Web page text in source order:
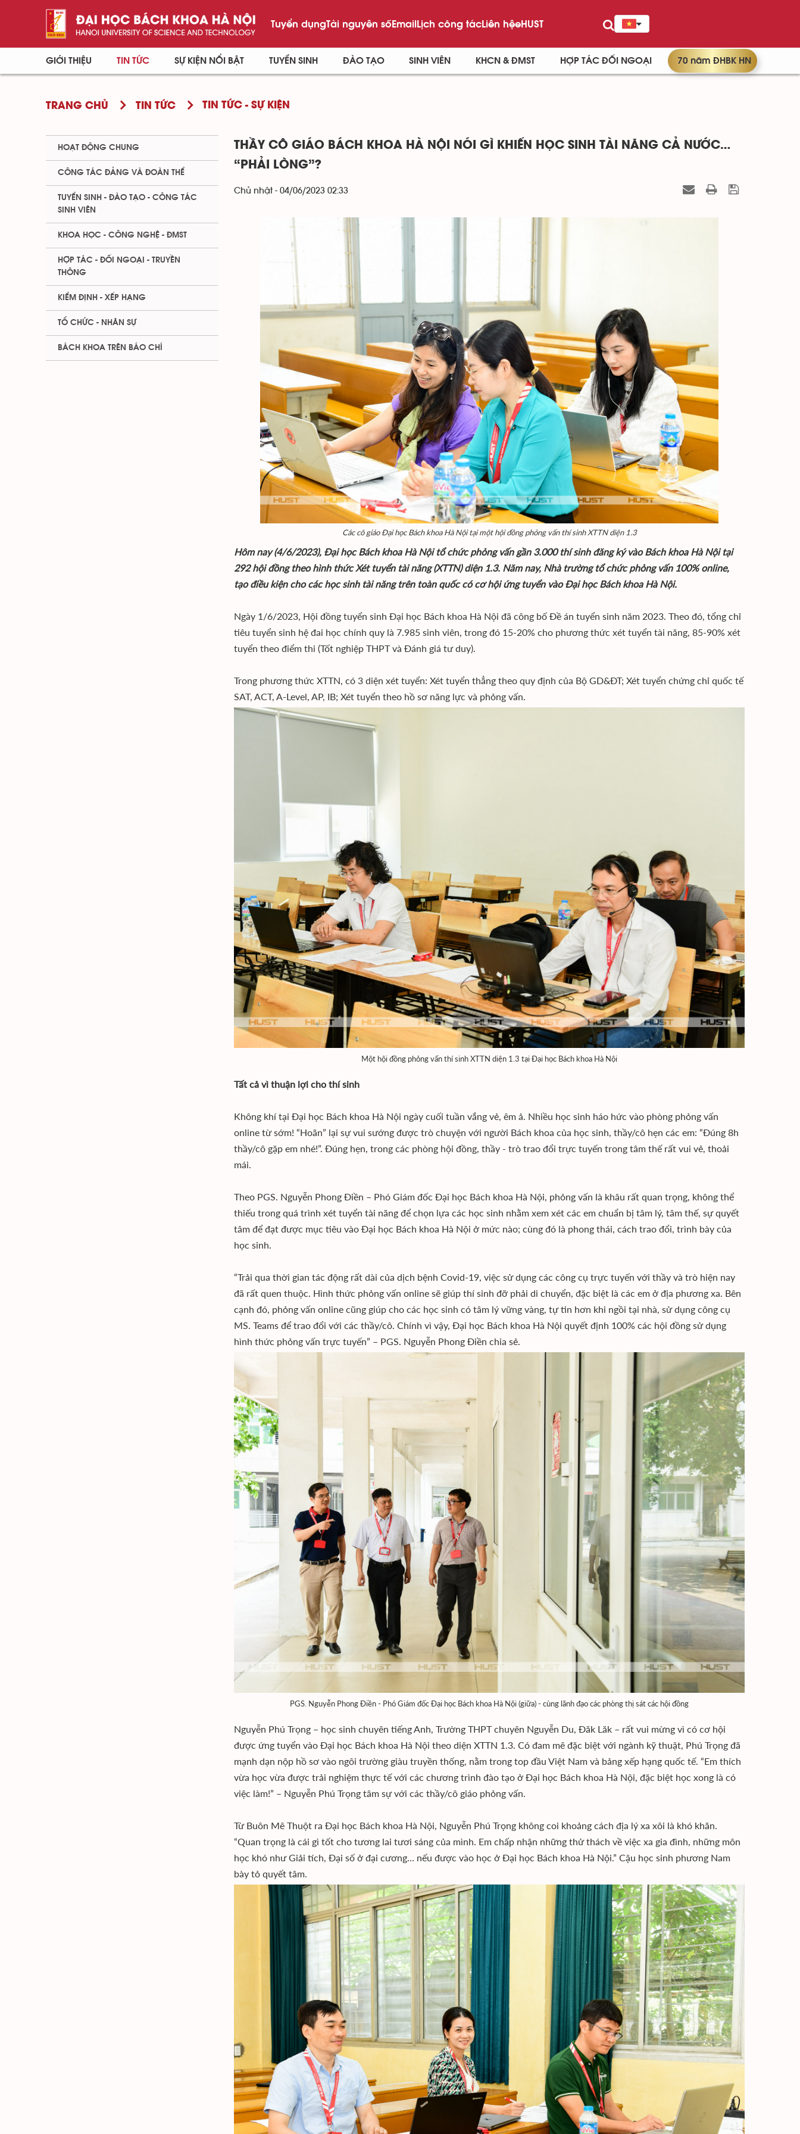
Tuyển dụngTài nguyên sốEmailLịch công tácLiên hệeHUST
GIỚI THIỆU TIN TỨC SỰ KIỆN NỔI BẬT TUYỂN SINH ĐÀO TẠO SINH VIÊN KHCN & ĐMST HỢP TÁC ĐỐI NGOẠI 70 năm ĐHBK HN
TRANG CHỦ TIN TỨC TIN TỨC - SỰ KIỆN
THẦY CÔ GIÁO BÁCH KHOA HÀ NỘI NÓI GÌ KHIẾN HỌC SINH TÀI NĂNG CẢ NƯỚC…
“PHẢI LÒNG”?
Chủ nhật - 04/06/2023 02:33
Các cô giáo Đại học Bách khoa Hà Nội tại một hội đồng phỏng vấn thí sinh XTTN diện 1.3
Hôm nay (4/6/2023), Đại học Bách khoa Hà Nội tổ chức phỏng vấn gần 3.000 thí sinh đăng ký vào Bách khoa Hà Nội tại
292 hội đồng theo hình thức Xét tuyển tài năng (XTTN) diện 1.3. Năm nay, Nhà trường tổ chức phỏng vấn 100% online,
tạo điều kiện cho các học sinh tài năng trên toàn quốc có cơ hội ứng tuyển vào Đại học Bách khoa Hà Nội.
Ngày 1/6/2023, Hội đồng tuyển sinh Đại học Bách khoa Hà Nội đã công bố Đề án tuyển sinh năm 2023. Theo đó, tổng chỉ
tiêu tuyển sinh hệ đai học chính quy là 7.985 sinh viên, trong đó 15-20% cho phương thức xét tuyển tài năng, 85-90% xét
tuyển theo điểm thi (Tốt nghiệp THPT và Đánh giá tư duy).
Trong phương thức XTTN, có 3 diện xét tuyển: Xét tuyển thẳng theo quy định của Bộ GD&ĐT; Xét tuyển chứng chỉ quốc tế
SAT, ACT, A-Level, AP, IB; Xét tuyển theo hồ sơ năng lực và phỏng vấn.
Một hội đồng phỏng vấn thí sinh XTTN diện 1.3 tại Đại học Bách khoa Hà Nội
Tất cả vì thuận lợi cho thí sinh
Không khí tại Đại học Bách khoa Hà Nội ngày cuối tuần vắng vẻ, êm ả. Nhiều học sinh háo hức vào phòng phỏng vấn
online từ sớm! “Hoãn” lại sự vui sướng được trò chuyện với người Bách khoa của học sinh, thầy/cô hẹn các em: “Đúng 8h
thầy/cô gặp em nhé!”. Đúng hẹn, trong các phòng hội đồng, thầy - trò trao đổi trực tuyến trong tâm thế rất vui vẻ, thoải
mái.
Theo PGS. Nguyễn Phong Điền – Phó Giám đốc Đại học Bách khoa Hà Nội, phỏng vấn là khâu rất quan trọng, không thể
thiếu trong quá trình xét tuyển tài năng để chọn lựa các học sinh nhằm xem xét các em chuẩn bị tâm lý, tâm thế, sự quyết
tâm để đạt được mục tiêu vào Đại học Bách khoa Hà Nội ở mức nào; cùng đó là phong thái, cách trao đổi, trình bày của
học sinh.
“Trải qua thời gian tác động rất dài của dịch bệnh Covid-19, việc sử dụng các công cụ trực tuyến với thầy và trò hiện nay
đã rất quen thuộc. Hình thức phỏng vấn online sẽ giúp thí sinh đỡ phải di chuyển, đặc biệt là các em ở địa phương xa. Bên
cạnh đó, phỏng vấn online cũng giúp cho các học sinh có tâm lý vững vàng, tự tin hơn khi ngồi tại nhà, sử dụng công cụ
MS. Teams để trao đổi với các thầy/cô. Chính vì vậy, Đại học Bách khoa Hà Nội quyết định 100% các hội đồng sử dụng
hình thức phỏng vấn trực tuyến” – PGS. Nguyễn Phong Điền chia sẻ.
PGS. Nguyễn Phong Điền - Phó Giám đốc Đại học Bách khoa Hà Nội (giữa) - cùng lãnh đạo các phòng thị sát các hội đồng
Nguyễn Phú Trọng – học sinh chuyên tiếng Anh, Trường THPT chuyên Nguyễn Du, Đăk Lăk – rất vui mừng vì có cơ hội
được ứng tuyển vào Đại học Bách khoa Hà Nội theo diện XTTN 1.3. Có đam mê đặc biệt với ngành kỹ thuật, Phú Trọng đã
mạnh dạn nộp hồ sơ vào ngôi trường giàu truyền thống, nằm trong top đầu Việt Nam và bảng xếp hạng quốc tế. “Em thích
vừa học vừa được trải nghiệm thực tế với các chương trình đào tạo ở Đại học Bách khoa Hà Nội, đặc biệt học xong là có
việc làm!” – Nguyễn Phú Trọng tâm sự với các thầy/cô giáo phỏng vấn.
Từ Buôn Mê Thuột ra Đại học Bách khoa Hà Nội, Nguyễn Phú Trọng không coi khoảng cách địa lý xa xôi là khó khăn.
“Quan trọng là cái gì tốt cho tương lai tươi sáng của mình. Em chấp nhận những thử thách về việc xa gia đình, những môn
học khó như Giải tích, Đại số ở đại cương… nếu được vào học ở Đại học Bách khoa Hà Nội.” Cậu học sinh phương Nam
bày tỏ quyết tâm.
HOẠT ĐỘNG CHUNG
CÔNG TÁC ĐẢNG VÀ ĐOÀN THỂ
TUYỂN SINH - ĐÀO TẠO - CÔNG TÁC
SINH VIÊN
KHOA HỌC - CÔNG NGHỆ - ĐMST
HỢP TÁC - ĐỐI NGOẠI - TRUYỀN
THÔNG
KIỂM ĐỊNH - XẾP HẠNG
TỔ CHỨC - NHÂN SỰ
BÁCH KHOA TRÊN BÁO CHÍ